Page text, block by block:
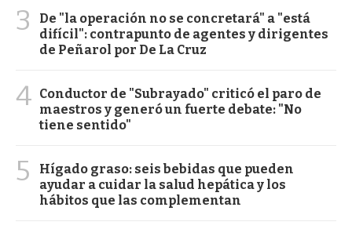
3
De "la operación no se concretará" a "está
difícil": contrapunto de agentes y dirigentes
de Peñarol por De La Cruz
4 Conductor de "Subrayado" criticó el paro de
maestros y generó un fuerte debate: "No
tiene sentido"
5
Hígado graso: seis bebidas que pueden
ayudar a cuidar la salud hepática y los
hábitos que las complementan